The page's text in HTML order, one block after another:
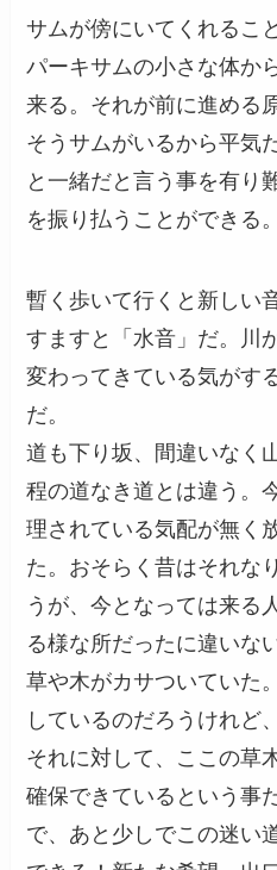
サムが傍にいてくれるこ
パーキサムの小さな体か
来る。それが前に進める
そうサムがいるから平気
と一緒だと言う事を有り
を振り払うことができる。
暫く歩いて行くと新しい
すますと「水音」だ。川
変わってきている気がす
だ。
道も下り坂、間違いなく
程の道なき道とは違う。
理されている気配が無く
た。おそらく昔はそれな
うが、今となっては来る
る様な所だったに違いな
草や木がカサついていた
しているのだろうけれど
それに対して、ここの草
確保できているという事
で、あと少しでこの迷い